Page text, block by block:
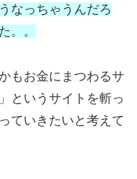
なっちゃうんだろ
。。
もお金にまつわるサ
というサイトを斬っ
ていきたいと考えて